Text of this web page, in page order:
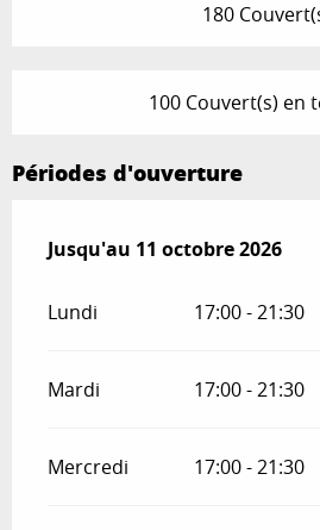
180
100 Couvert(s) en
Périodes d'ouverture
Du27 mars 2026au11
Jusqu'au 11 octobre 2026
Lundi 17:00 - 21:30
Mardi 17:00 - 21:30
Mercredi 17:00 - 21:30